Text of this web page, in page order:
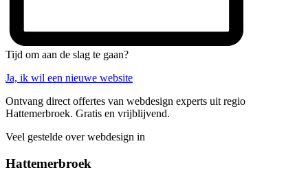
Tijd om aan de slag te gaan?
Ja, ik wil een nieuwe website
Ontvang direct offertes van webdesign experts uit regio
Hattemerbroek. Gratis en vrijblijvend.
Veel gestelde over webdesign in
Hattemerbroek